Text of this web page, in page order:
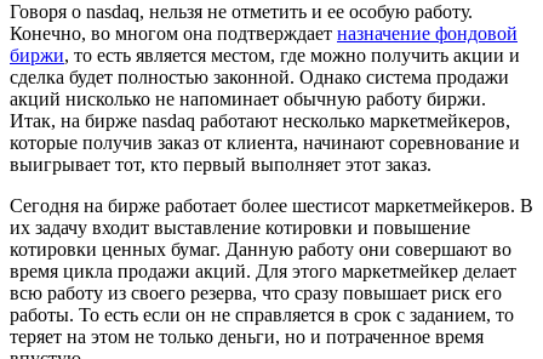
Говоря о nasdaq, нельзя не отметить и ее особую работу.
Конечно, во многом она подтверждает назначение фондовой
биржи, то есть является местом, где можно получить акции и
сделка будет полностью законной. Однако система продажи
акций нисколько не напоминает обычную работу биржи.
Итак, на бирже nasdaq работают несколько маркетмейкеров,
которые получив заказ от клиента, начинают соревнование и
выигрывает тот, кто первый выполняет этот заказ.
Сегодня на бирже работает более шестисот маркетмейкеров. В
их задачу входит выставление котировки и повышение
котировки ценных бумаг. Данную работу они совершают во
время цикла продажи акций. Для этого маркетмейкер делает
всю работу из своего резерва, что сразу повышает риск его
работы. То есть если он не справляется в срок с заданием, то
теряет на этом не только деньги, но и потраченное время